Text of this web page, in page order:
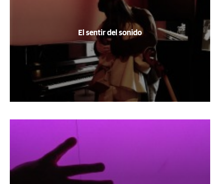
El sentir del sonido